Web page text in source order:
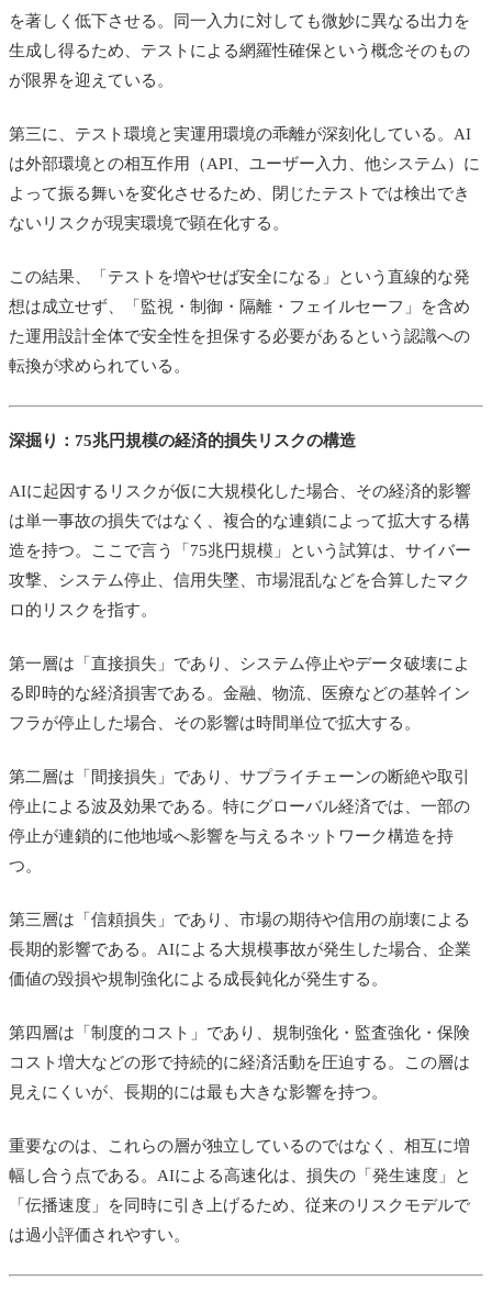
を著しく低下させる。同一入力に対しても微妙に異なる出力を
生成し得るため、テストによる網羅性確保という概念そのもの
が限界を迎えている。
第三に、テスト環境と実運用環境の乖離が深刻化している。AI
は外部環境との相互作用（API、ユーザー入力、他システム）に
よって振る舞いを変化させるため、閉じたテストでは検出でき
ないリスクが現実環境で顕在化する。
この結果、「テストを増やせば安全になる」という直線的な発
想は成立せず、「監視・制御・隔離・フェイルセーフ」を含め
た運用設計全体で安全性を担保する必要があるという認識への
転換が求められている。
深掘り：75兆円規模の経済的損失リスクの構造
AIに起因するリスクが仮に大規模化した場合、その経済的影響
は単一事故の損失ではなく、複合的な連鎖によって拡大する構
造を持つ。ここで言う「75兆円規模」という試算は、サイバー
攻撃、システム停止、信用失墜、市場混乱などを合算したマク
ロ的リスクを指す。
第一層は「直接損失」であり、システム停止やデータ破壊によ
る即時的な経済損害である。金融、物流、医療などの基幹イン
フラが停止した場合、その影響は時間単位で拡大する。
第二層は「間接損失」であり、サプライチェーンの断絶や取引
停止による波及効果である。特にグローバル経済では、一部の
停止が連鎖的に他地域へ影響を与えるネットワーク構造を持
つ。
第三層は「信頼損失」であり、市場の期待や信用の崩壊による
長期的影響である。AIによる大規模事故が発生した場合、企業
価値の毀損や規制強化による成長鈍化が発生する。
第四層は「制度的コスト」であり、規制強化・監査強化・保険
コスト増大などの形で持続的に経済活動を圧迫する。この層は
見えにくいが、長期的には最も大きな影響を持つ。
重要なのは、これらの層が独立しているのではなく、相互に増
幅し合う点である。AIによる高速化は、損失の「発生速度」と
「伝播速度」を同時に引き上げるため、従来のリスクモデルで
は過小評価されやすい。